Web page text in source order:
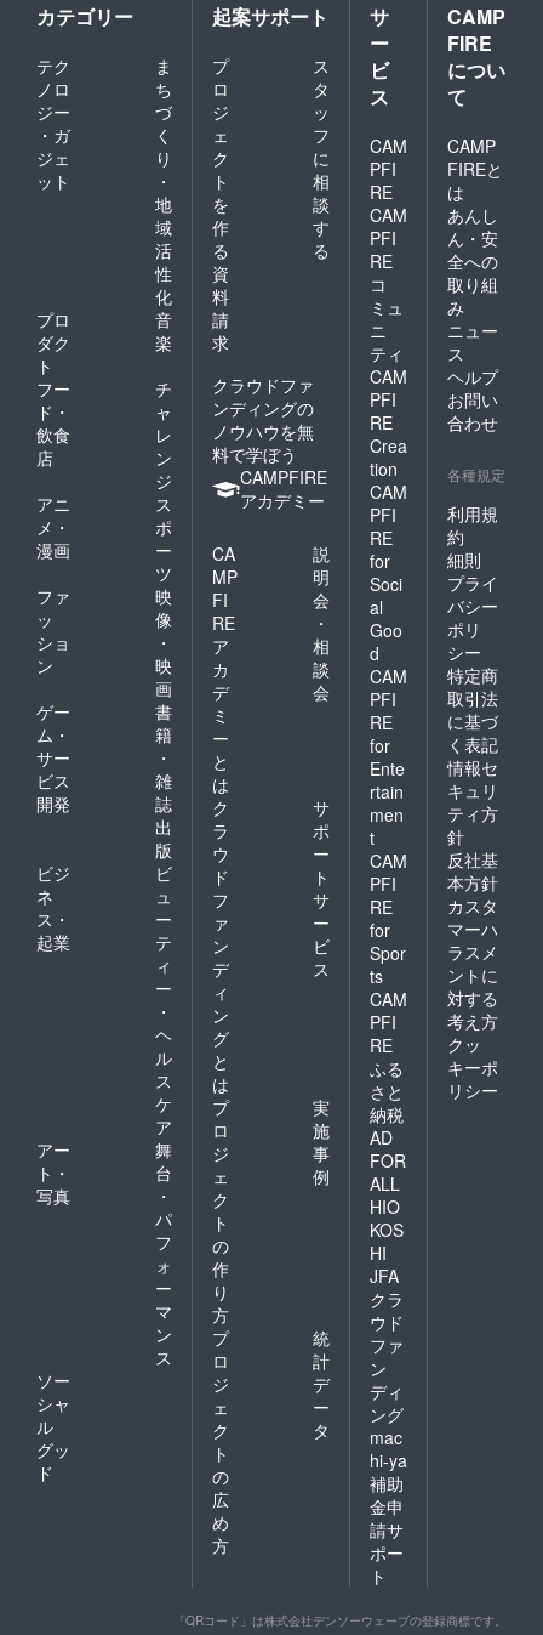
カテゴリー
テク
ノロ
ジー
・ガ
ジェ
ット
ま
ち
づ
く
り
・
地
域
活
性
化
プロ
ダク
ト
音
楽
フー
ド・
飲食
店
チ
ャ
レ
ン
ジ
アニ
メ・
漫画
ス
ポ
ー
ツ
ファ
ッ
ショ
ン
映
像
・
映
画
ゲー
ム・
サー
ビス
開発
書
籍
・
雑
誌
出
版
ビジ
ネ
ス・
起業
ビ
ュ
ー
テ
ィ
ー
・
ヘ
ル
ス
ケ
ア
アー
ト・
写真
舞
台
・
パ
フ
ォ
ー
マ
ン
ス
ソー
シャ
ル
グッ
ド
起案サポート
プ
ロ
ジ
ェ
ク
ト
を
作
る
ス
タ
ッ
フ
に
相
談
す
る
資
料
請
求
クラウドファ
ンディングの
ノウハウを無
料で学ぼう
CAMPFIRE
アカデミー
CA
MP
FI
RE
ア
カ
デ
ミ
ー
と
は
説
明
会
・
相
談
会
ク
ラ
ウ
ド
フ
ァ
ン
デ
ィ
ン
グ
と
は
サ
ポ
ー
ト
サ
ー
ビ
ス
プ
ロ
ジ
ェ
ク
ト
の
作
り
方
実
施
事
例
プ
ロ
ジ
ェ
ク
ト
の
広
め
方
統
計
デ
ー
タ
サ
ー
ビ
ス
CAM
PFI
RE
CAM
PFI
RE
コ
ミュ
ニ
ティ
CAM
PFI
RE
Crea
tion
CAM
PFI
RE
for
Soci
al
Goo
d
CAM
PFI
RE
for
Ente
rtain
men
t
CAM
PFI
RE
for
Spor
ts
CAM
PFI
RE
ふる
さと
納税
AD
FOR
ALL
HIO
KOS
HI
JFA
クラ
ウド
ファ
ン
ディ
ング
mac
hi-ya
補助
金申
請サ
ポー
ト
CAMP
FIRE
につい
て
CAMP
FIREと
は
あんし
ん・安
全への
取り組
み
ニュー
ス
ヘルプ
お問い
合わせ
各種規定
利用規
約
細則
プライ
バシー
ポリ
シー
特定商
取引法
に基づ
く表記
情報セ
キュリ
ティ方
針
反社基
本方針
カスタ
マーハ
ラスメ
ントに
対する
考え方
クッ
キーポ
リシー
「QRコード」は株式会社デンソーウェーブの登録商標です。